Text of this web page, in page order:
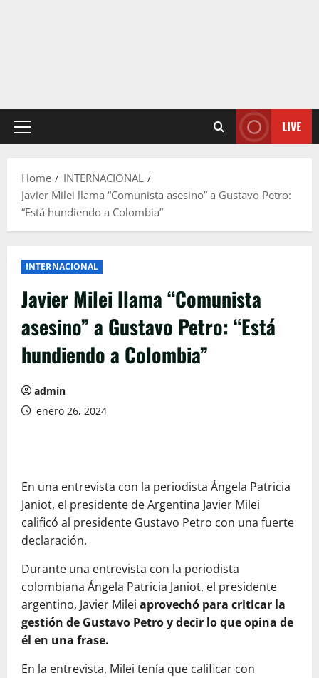
Primary
LIVE
Home
INTERNACIONAL
Javier Milei llama “Comunista asesino” a Gustavo Petro:
“Está hundiendo a Colombia”
INTERNACIONAL
Javier Milei llama “Comunista
asesino” a Gustavo Petro: “Está
hundiendo a Colombia”
admin
enero 26, 2024
En una entrevista con la periodista Ángela Patricia
Janiot, el presidente de Argentina Javier Milei
calificó al presidente Gustavo Petro con una fuerte
declaración.
Durante una entrevista con la periodista
colombiana Ángela Patricia Janiot, el presidente
argentino, Javier Milei aprovechó para criticar la
gestión de Gustavo Petro y decir lo que opina de
él en una frase.
En la entrevista, Milei tenía que calificar con